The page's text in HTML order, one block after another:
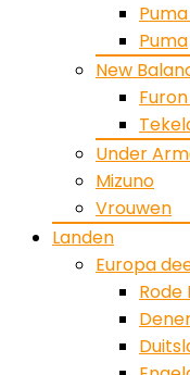
Puma
New
Under
Mizuno
Vrouwen
Landen
Europa
Rode